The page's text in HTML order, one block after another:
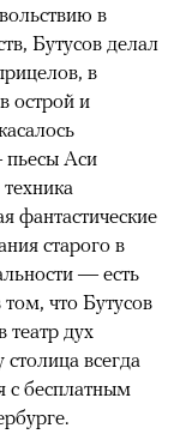
в
Бутусов делал
в
острой и
пьесы Аси
фантастические
старого в
— есть
что Бутусов
театр дух
всегда
с бесплатным